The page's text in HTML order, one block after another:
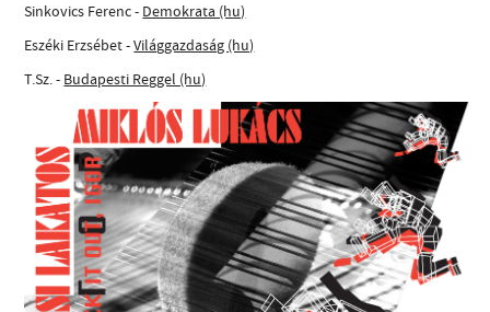
Sinkovics Ferenc - Demokrata (hu)
Eszéki Erzsébet -Világgazdaság (hu)
T.Sz. - Budapesti Reggel (hu)